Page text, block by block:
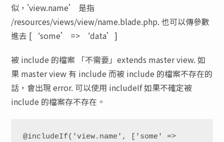
似，'view.name’ 是指
/resources/views/view/name.blade.php. 也可以傳參數
進去 [‘some’ => ‘data’]
被 include 的檔案 「不需要」extends master view. 如
果 master view 有 include 而被 include 的檔案不存在的
話，會出現 error. 可以使用 includeIf 如果不確定被
include 的檔案存不存在。
@includeIf('view.name', ['some' =>